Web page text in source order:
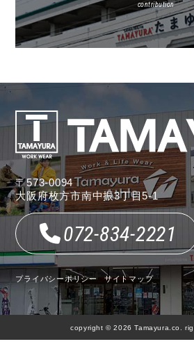
contribution
〒573-0094
大阪府枚方市南中振3丁目5-1
072-834-2221
プライバシーポリシー サイトマップ
copyright © 2026 Tamayura.co.